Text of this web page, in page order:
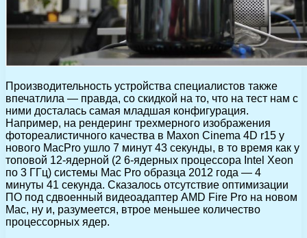
Производительность устройства специалистов также
впечатлила — правда, со скидкой на то, что на тест нам с
ними досталась самая младшая конфигурация.
Например, на рендеринг трехмерного изображения
фотореалистичного качества в Maxon Cinema 4D r15 у
нового MаcPro ушло 7 минут 43 секунды, в то время как у
топовой 12-ядерной (2 6-ядерных процессора Intel Xeon
по 3 ГГц) системы Mac Pro образца 2012 года — 4
минуты 41 секунда. Сказалось отсутствие оптимизации
ПО под сдвоенный видеоадаптер AMD Fire Pro на новом
Mac, ну и, разумеется, втрое меньшее количество
процессорных ядер.